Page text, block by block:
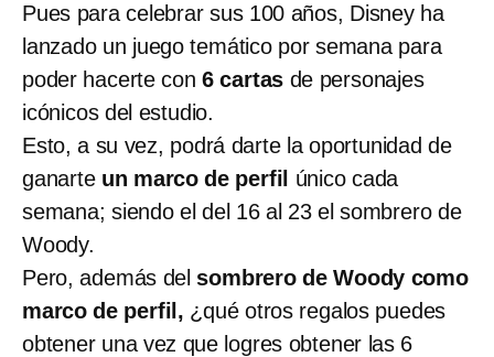
Pues para celebrar sus 100 años, Disney ha
lanzado un juego temático por semana para
poder hacerte con 6 cartas de personajes
icónicos del estudio.
Esto, a su vez, podrá darte la oportunidad de
ganarteun marco de perfil único cada
semana; siendo el del 16 al 23 el sombrero de
Woody.
Pero, además del sombrero de Woody como
marco de perfil, ¿qué otros regalos puedes
obtener una vez que logres obtener las 6